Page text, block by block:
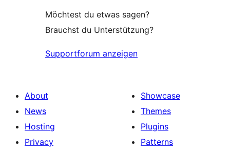
Möchtest du etwas sagen?
Brauchst du Unterstützung?
Supportforum anzeigen
About
News
Hosting
Privacy
Showcase
Themes
Plugins
Patterns